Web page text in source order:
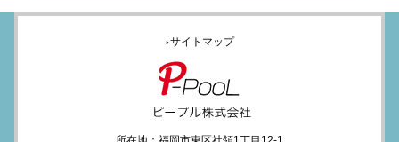
▶サイトマップ